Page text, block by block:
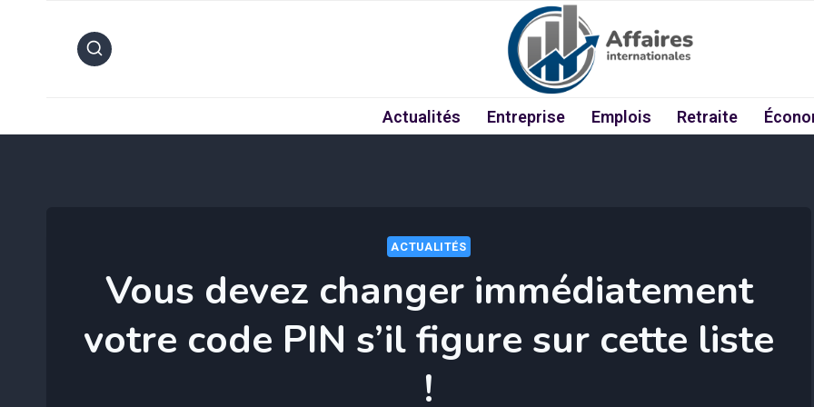
Actualités Entreprise Emplois Retraite
ACTUALITÉS
Vous devez changer immédiatement
votre code PIN s’il figure sur cette liste
!